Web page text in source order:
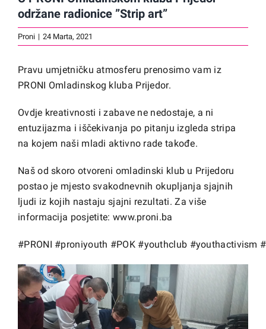
održane radionice ”Strip art”
Proni | 24 Marta, 2021
Pravu umjetničku atmosferu prenosimo vam iz
PRONI Omladinskog kluba Prijedor.
Ovdje kreativnosti i zabave ne nedostaje, a ni
entuzijazma i iščekivanja po pitanju izgleda stripa
na kojem naši mladi aktivno rade takođe.
Naš od skoro otvoreni omladinski klub u Prijedoru
postao je mjesto svakodnevnih okupljanja sjajnih
ljudi iz kojih nastaju sjajni rezultati. Za više
informacija posjetite: www.proni.ba
#PRONI #proniyouth #POK#youthclub #youthactivism